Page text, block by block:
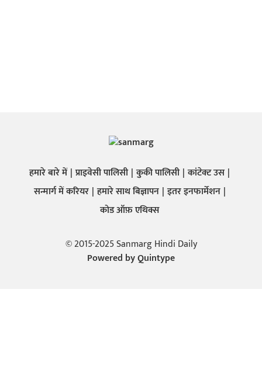
हमारे बारे में प्राइवेसी पालिसी कुकी पालिसी कांटेक्ट उस
सन्मार्ग में करियर हमारे साथ बिज्ञापन इतर इनफार्मेशन
कोड ऑफ़ एथिक्स
© 2015-2025 Sanmarg Hindi Daily
Powered byQuintype